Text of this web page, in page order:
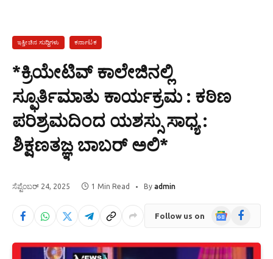
ಇತ್ತೀಚಿನ ಸುದ್ದಿಗಳು ಕರ್ನಾಟಕ
*ಕ್ರಿಯೇಟಿವ್ ಕಾಲೇಜಿನಲ್ಲಿ
ಸ್ಫೂರ್ತಿಮಾತು ಕಾರ್ಯಕ್ರಮ : ಕಠಿಣ
ಪರಿಶ್ರಮದಿಂದ ಯಶಸ್ಸು ಸಾಧ್ಯ :
ಶಿಕ್ಷಣತಜ್ಞ ಬಾಬರ್ ಅಲಿ*
ಸೆಪ್ಟೆಂಬರ್ 24, 2025 1 Min Read By admin
Follow us on
GoogleFacebook